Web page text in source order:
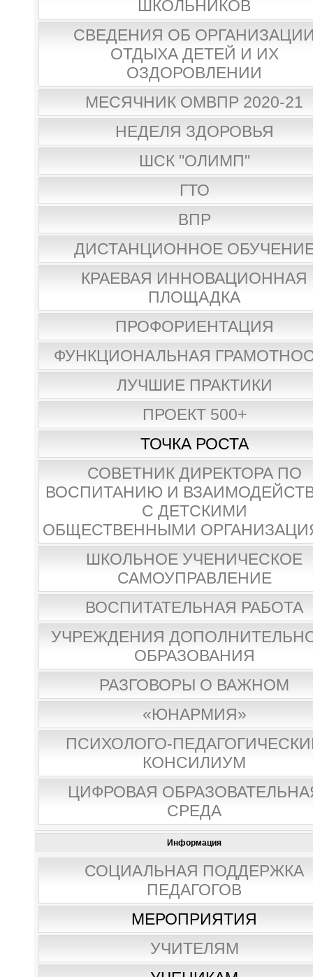
ШКОЛЬНИКОВ
СВЕДЕНИЯ ОБ
ОТДЫХА ДЕТЕЙ И ИХ
ОЗДОРОВЛЕНИИ
МЕСЯЧНИК ОМВПР 2020-21
НЕДЕЛЯ ЗДОРОВЬЯ
ШСК "ОЛИМП"
ГТО
ВПР
ДИСТАНЦИОННОЕ
КРАЕВАЯ ИННОВАЦИОННАЯ
ПЛОЩАДКА
ПРОФОРИЕНТАЦИЯ
ФУНКЦИОНАЛЬНАЯ
ЛУЧШИЕ ПРАКТИКИ
ПРОЕКТ 500+
ТОЧКА РОСТА
СОВЕТНИК ДИРЕКТОРА ПО
ВОСПИТАНИЮ И
С ДЕТСКИМИ
ОБЩЕСТВЕННЫМИ
ШКОЛЬНОЕ УЧЕНИЧЕСКОЕ
САМОУПРАВЛЕНИЕ
ВОСПИТАТЕЛЬНАЯ РАБОТА
УЧРЕЖДЕНИЯ
ОБРАЗОВАНИЯ
РАЗГОВОРЫ О ВАЖНОМ
«ЮНАРМИЯ»
ПСИХОЛОГО-
КОНСИЛИУМ
ЦИФРОВАЯ
СРЕДА
Информация
СОЦИАЛЬНАЯ ПОДДЕРЖКА
ПЕДАГОГОВ
МЕРОПРИЯТИЯ
УЧИТЕЛЯМ